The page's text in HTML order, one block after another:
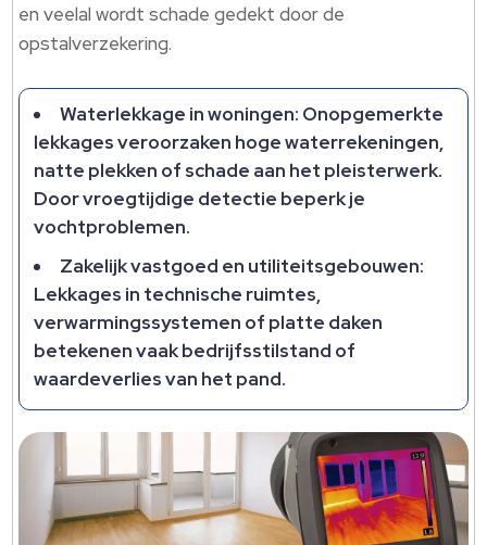
en veelal wordt schade gedekt door de
opstalverzekering.​
Waterlekkage in woningen: Onopgemerkte
lekkages veroorzaken hoge waterrekeningen,
natte plekken of schade aan het pleisterwerk.​
Door vroegtijdige detectie beperk je
vochtproblemen.​
Zakelijk vastgoed en utiliteitsgebouwen:
Lekkages in technische ruimtes,
verwarmingssystemen of platte daken
betekenen vaak bedrijfsstilstand of
waardeverlies van het pand.​